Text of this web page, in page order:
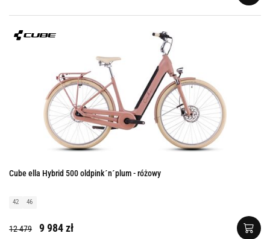
Cube ella Hybrid 500 oldpink´n´plum - różowy
42 46
12 479 9 984 zł